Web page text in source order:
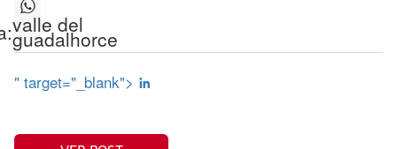
valle del
guadalhorce
" target="_blank">